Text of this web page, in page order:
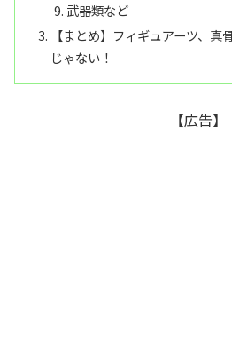
武器類など
【まとめ】フィギュアーツ、真
じゃない！
【広告】